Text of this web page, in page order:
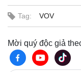
Tag: VOV
Mời quý độc giả